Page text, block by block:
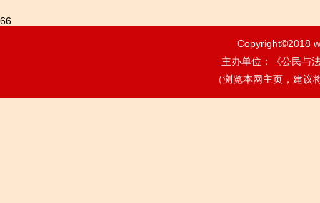
66
Copyright©2018
主办单位：《公民与
（浏览本网主页，建